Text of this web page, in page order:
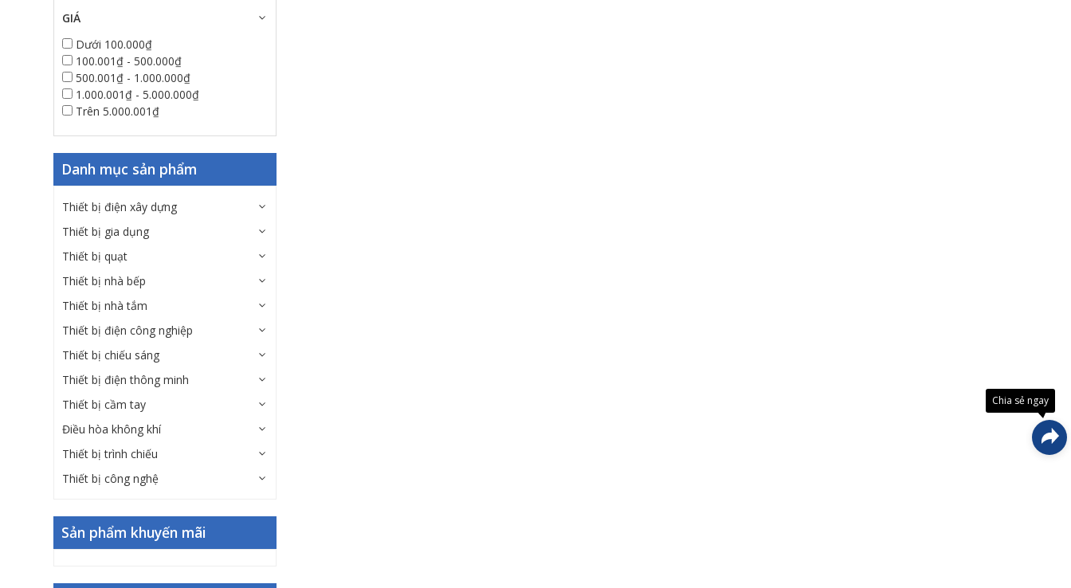
GIÁ
Dưới 100.000₫
100.001₫ - 500.000₫
500.001₫ - 1.000.000₫
1.000.001₫ - 5.000.000₫
Trên 5.000.001₫
Danh mục sản phẩm
Thiết bị điện xây dựng
Thiết bị gia dụng
Thiết bị quạt
Thiết bị nhà bếp
Thiết bị nhà tắm
Thiết bị điện công nghiệp
Thiết bị chiếu sáng
Thiết bị điện thông minh
Thiết bị cầm tay
Điều hòa không khí
Thiết bị trình chiếu
Thiết bị công nghệ
Sản phẩm khuyến mãi
trải
phát
triển
bởi
EGANY
Chia sẻ ngay